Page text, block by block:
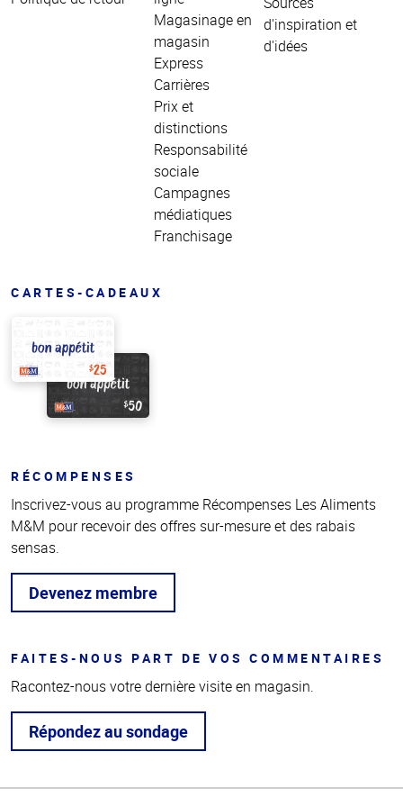
Magasinage en
magasin
Express
Carrières
Prix et
distinctions
Responsabilité
sociale
Campagnes
médiatiques
Franchisage
d'inspiration et
d'idées
CARTES-CADEAUX
RÉCOMPENSES
Inscrivez-vous au programme Récompenses Les Aliments
M&M pour recevoir des offres sur-mesure et des rabais
sensas.
Devenez membre
FAITES-NOUS PART DE VOS COMMENTAIRES
Racontez-nous votre dernière visite en magasin.
Répondez au sondage